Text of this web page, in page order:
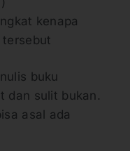
kenapa
tersebut
buku
dan sulit bukan.
asal ada